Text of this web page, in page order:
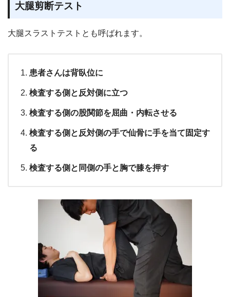
大腿剪断テスト
大腿スラストテストとも呼ばれます。
患者さんは背臥位に
検査する側と反対側に立つ
検査する側の股関節を屈曲・内転させる
検査する側と反対側の手で仙骨に手を当て固定す
る
検査する側と同側の手と胸で膝を押す